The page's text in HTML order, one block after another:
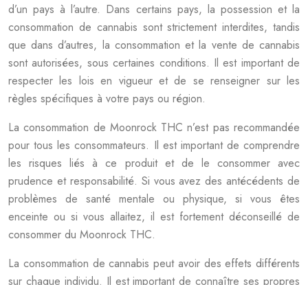
d’un pays à l’autre. Dans certains pays, la possession et la
consommation de cannabis sont strictement interdites, tandis
que dans d’autres, la consommation et la vente de cannabis
sont autorisées, sous certaines conditions. Il est important de
respecter les lois en vigueur et de se renseigner sur les
règles spécifiques à votre pays ou région.
La consommation de Moonrock THC n’est pas recommandée
pour tous les consommateurs. Il est important de comprendre
les risques liés à ce produit et de le consommer avec
prudence et responsabilité. Si vous avez des antécédents de
problèmes de santé mentale ou physique, si vous êtes
enceinte ou si vous allaitez, il est fortement déconseillé de
consommer du Moonrock THC.
La consommation de cannabis peut avoir des effets différents
sur chaque individu. Il est important de connaître ses propres